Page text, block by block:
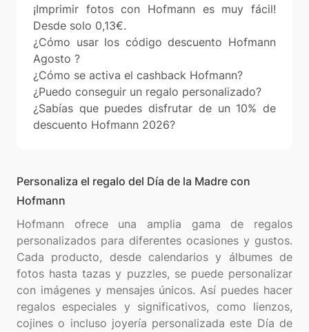
¡Imprimir fotos con Hofmann es muy fácil!
Desde solo 0,13€.
¿Cómo usar los código descuento Hofmann
Agosto ?
¿Cómo se activa el cashback Hofmann?
¿Puedo conseguir un regalo personalizado?
¿Sabías que puedes disfrutar de un 10% de
descuento Hofmann 2026?
Personaliza el regalo del Día de la Madre con
Hofmann
Hofmann ofrece una amplia gama de regalos
personalizados para diferentes ocasiones y gustos.
Cada producto, desde calendarios y álbumes de
fotos hasta tazas y puzzles, se puede personalizar
con imágenes y mensajes únicos. Así puedes hacer
regalos especiales y significativos, como lienzos,
cojines o incluso joyería personalizada este Día de